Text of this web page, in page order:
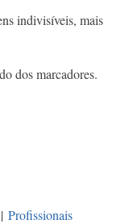
indivisíveis, mais
dos marcadores.
| Profissionais